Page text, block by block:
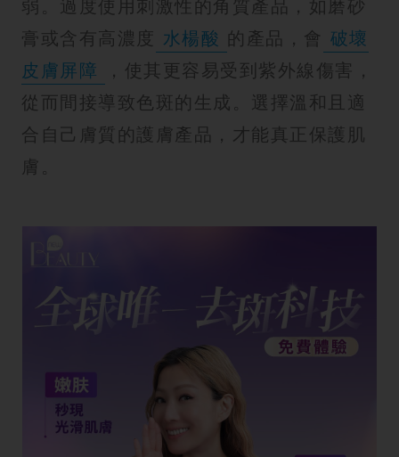
弱。過度使用刺激性的角質產品，如磨砂
膏或含有高濃度 水楊酸 的產品，會 破壞
皮膚屏障
，使其更容易受到紫外線傷害，
從而間接導致色斑的生成。選擇溫和且適
合自己膚質的護膚產品，才能真正保護肌
膚。